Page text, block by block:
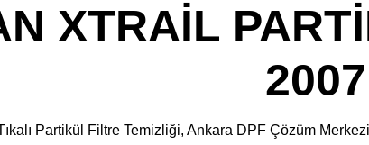
XTRAİL
Partikül Filtre Temizliği, Ankara DPF Çözüm